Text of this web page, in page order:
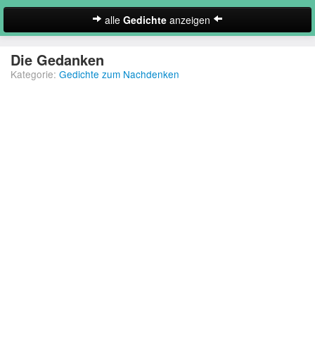
alle Gedichte anzeigen
Neues Gedicht eintragen
Die Gedanken
Kategorie: Gedichte zum Nachdenken